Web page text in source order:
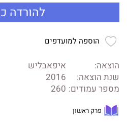
להורדה
הוספה למועדפים
הוצאה:
איפאבליש
שנת הוצאה:
2016
מספר עמודים: 260
פרק ראשון